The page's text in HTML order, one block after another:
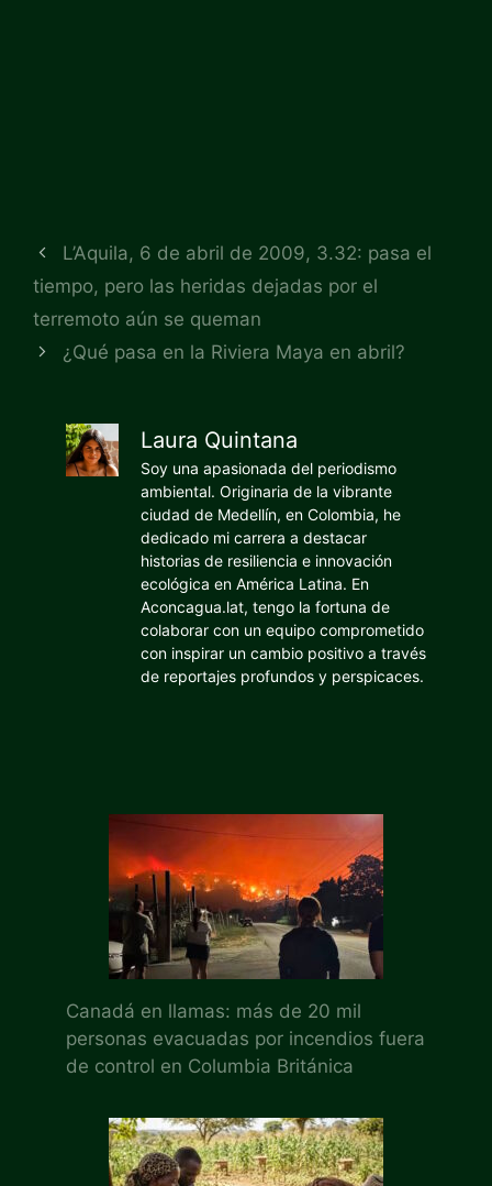
L’Aquila, 6 de abril de 2009, 3.32: pasa el
tiempo, pero las heridas dejadas por el
terremoto aún se queman
¿Qué pasa en la Riviera Maya en abril?
Laura Quintana
Soy una apasionada del periodismo
ambiental. Originaria de la vibrante
ciudad de Medellín, en Colombia, he
dedicado mi carrera a destacar
historias de resiliencia e innovación
ecológica en América Latina. En
Aconcagua.lat, tengo la fortuna de
colaborar con un equipo comprometido
con inspirar un cambio positivo a través
de reportajes profundos y perspicaces.
Canadá en llamas: más de 20 mil
personas evacuadas por incendios fuera
de control en Columbia Británica